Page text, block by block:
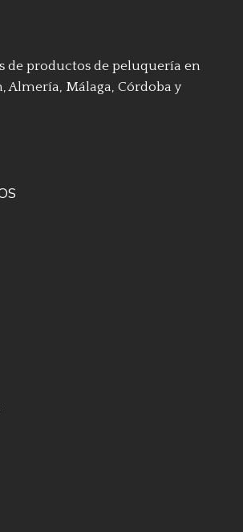
de productos de peluquería en
Almería, Málaga, Córdoba y